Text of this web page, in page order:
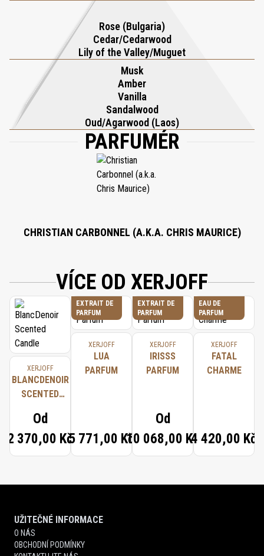
růžového dřeva, které vytvářejí lákavý aromatický úvod. V srdci
dodávají cedrové dřevo, konvalinka a bulharská růže hloubku,
rovnováhu a květinovou vytříbenost. Základ se usazuje do bohaté,
dlouhotrvající stopy ambry, pižma, santalového dřeva, vanilky a
vzácného laoského oudu a zanechává nezaměnitelně opulentní
dojem, který krásně cestuje i přetrvává.
Rose (Bulgaria)
Cedar/Cedarwood
Lily of the Valley/Muguet
Musk
Amber
Vanilla
Sandalwood
Oud/Agarwood (Laos)
PARFUMÉR
CHRISTIAN CARBONNEL (A.K.A. CHRIS MAURICE)
VÍCE OD XERJOFF
XERJOFF
BLANCDENOIR
SCENTED
Od
2 370,00 Kč
EXTRAIT DE
PARFUM
XERJOFF
LUA
PARFUM
5 771,00 Kč
EXTRAIT DE
PARFUM
XERJOFF
IRISSS
PARFUM
Od
10 068,00 Kč
EAU DE
PARFUM
XERJOFF
FATAL
CHARME
4 420,00 Kč
UŽITEČNÉ INFORMACE
O NÁS
OBCHODNÍ PODMÍNKY